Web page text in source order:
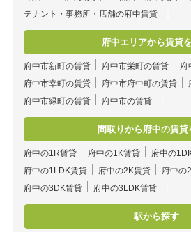
テナント・事務所・店舗の府中賃貸
府中エリアから賃貸
府中市新町の賃貸 府中市栄町の賃貸
府
府中市幸町の賃貸
府中市府中町の賃貸
府中市緑町の賃貸
府中市の賃貸
間取りから府中の賃貸
府中の1R賃貸 府中の1K賃貸
府中の
府中の1LDK賃貸
府中の2K賃貸
府中の
府中の3DK賃貸
府中の3LDK賃貸
駅から探す